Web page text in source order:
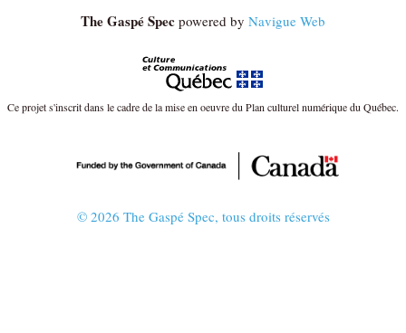
The Gaspé Spec powered by Navigue Web
Ce projet s'inscrit dans le cadre de la mise en oeuvre du Plan culturel numérique du Québec.
© 2026 The Gaspé Spec, tous droits réservés